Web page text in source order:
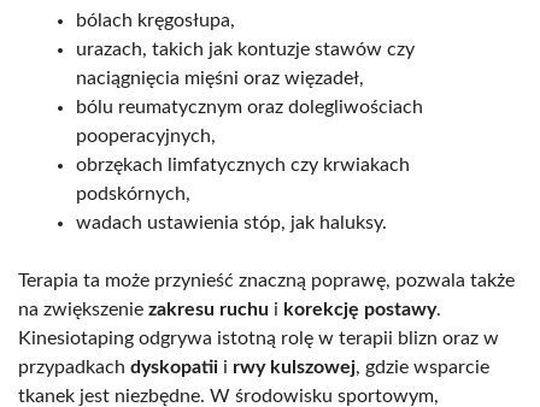
bólach kręgosłupa,
urazach, takich jak kontuzje stawów czy
naciągnięcia mięśni oraz więzadeł,
bólu reumatycznym oraz dolegliwościach
pooperacyjnych,
obrzękach limfatycznych czy krwiakach
podskórnych,
wadach ustawienia stóp, jak haluksy.
Terapia ta może przynieść znaczną poprawę, pozwala także
na zwiększenie zakresu ruchu i korekcję postawy.
Kinesiotaping odgrywa istotną rolę w terapii blizn oraz w
przypadkach dyskopatii i rwy kulszowej, gdzie wsparcie
tkanek jest niezbędne. W środowisku sportowym,